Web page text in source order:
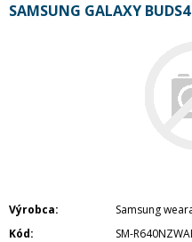
SAMSUNG GALAXY
Výrobca
Samsung
Kód
SM-